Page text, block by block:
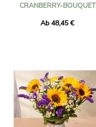
CRANBERRY-BOUQUET
Ab 48,45 €